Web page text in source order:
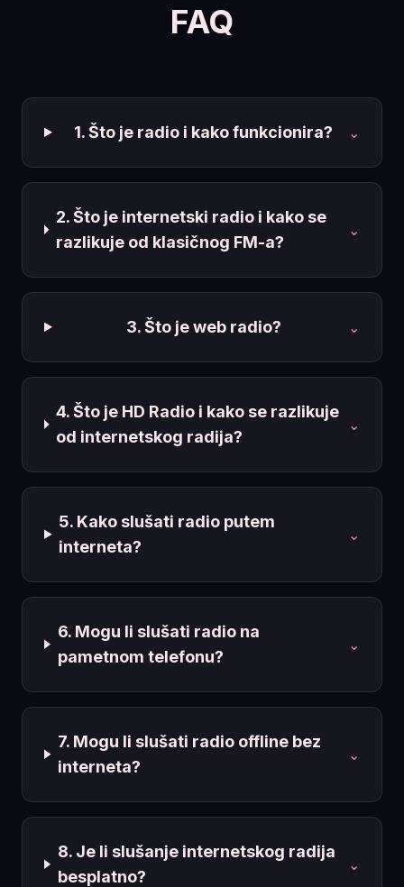
FAQ
1. Što je radio i kako funkcionira? ⌄
2. Što je internetski radio i kako se
razlikuje od klasičnog FM-a?
⌄
3. Što je web radio? ⌄
4. Što je HD Radio i kako se razlikuje
od internetskog radija?
⌄
5. Kako slušati radio putem
interneta?
⌄
6. Mogu li slušati radio na
pametnom telefonu?
⌄
7. Mogu li slušati radio offline bez
interneta?
⌄
8. Je li slušanje internetskog radija
besplatno?
⌄